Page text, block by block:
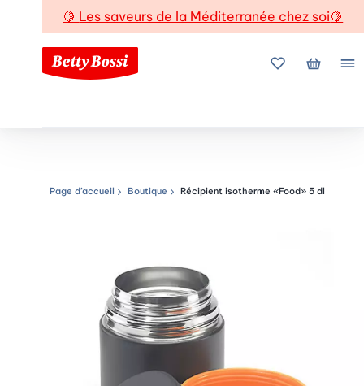
🍋 Les saveurs de la Méditerranée chez soi🍋
Mes favoris
Mon
Chemin de navigation
Page d’accueil Boutique Récipient isotherme «Food» 5 dl